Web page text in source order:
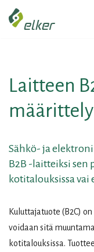
Siirry
Laitteen
määrittely
Sähkö- ja
B2B -laitteiksi sen
kotitalouksissa vai
Kuluttajatuote (B2C)
voidaan sitä
kotitalouksissa.